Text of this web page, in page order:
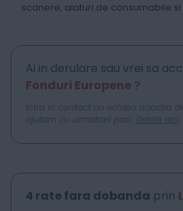
scanere, alaturi de consumabile
Ai in derulare sau vrei sa
Fonduri Europene ?
Intra in contact cu echipa noastra
ajutam cu urmatorii pasi. Detalii aici
4 rate fara dobanda prin